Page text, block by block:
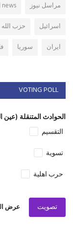
مراسل نيوز
اسرائيل
حزب الله
ايران
سوريا
VOTING POLL
الحوادث المتنقلة (عين
التقسيم
تسوية
حرب اهلية
تصويت عرض